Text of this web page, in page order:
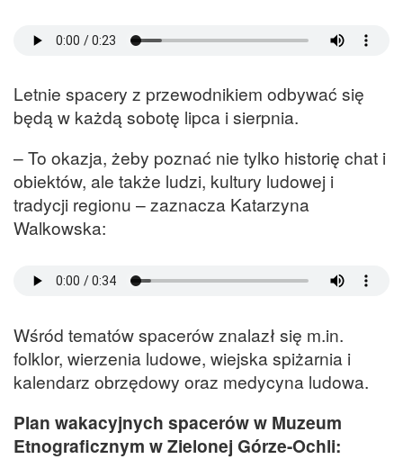
Letnie spacery z przewodnikiem odbywać się
będą w każdą sobotę lipca i sierpnia.
– To okazja, żeby poznać nie tylko historię chat i
obiektów, ale także ludzi, kultury ludowej i
tradycji regionu – zaznacza Katarzyna
Walkowska:
Wśród tematów spacerów znalazł się m.in.
folklor, wierzenia ludowe, wiejska spiżarnia i
kalendarz obrzędowy oraz medycyna ludowa.
Plan wakacyjnych spacerów w Muzeum
Etnograficznym w Zielonej Górze-Ochli: